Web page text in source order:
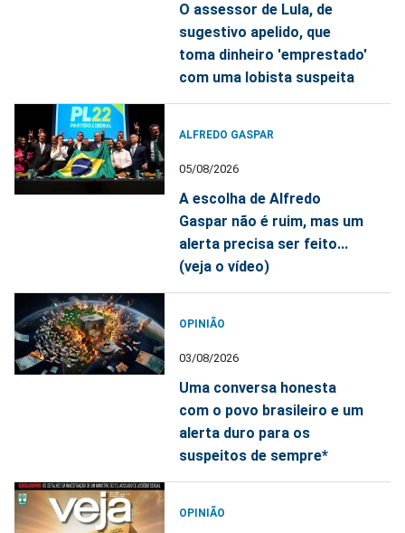
O assessor de Lula, de
sugestivo apelido, que
toma dinheiro 'emprestado'
com uma lobista suspeita
ALFREDO GASPAR
05/08/2026
A escolha de Alfredo
Gaspar não é ruim, mas um
alerta precisa ser feito...
(veja o vídeo)
OPINIÃO
03/08/2026
Uma conversa honesta
com o povo brasileiro e um
alerta duro para os
suspeitos de sempre*
OPINIÃO